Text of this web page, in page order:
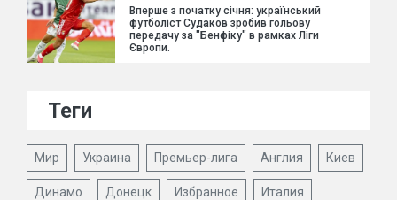
Вперше з початку січня: український
футболіст Судаков зробив гольову
передачу за "Бенфіку" в рамках Ліги
Європи.
Теги
Мир Украина Премьер-лига Англия Киев
Динамо Донецк Избранное Италия